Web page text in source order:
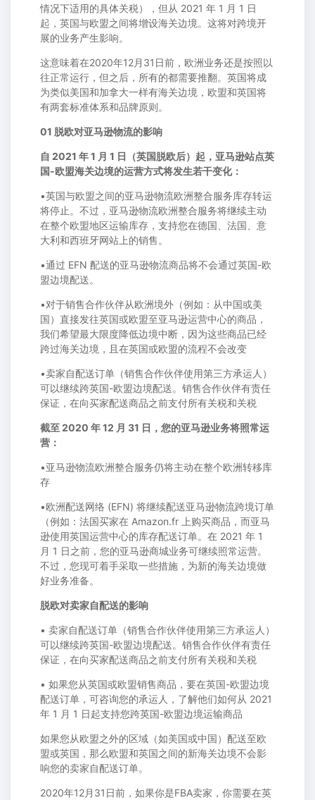
情况下适用的具体关税），但从 2021 年 1 月 1 日
起，英国与欧盟之间将增设海关边境。这将对跨境开
展的业务产生影响。
这意味着在2020年12月31日前，欧洲业务还是按照以
往正常运行，但之后，所有的都需要推翻。英国将成
为类似美国和加拿大一样有海关边境，欧盟和英国将
有两套标准体系和品牌原则。
01 脱欧对亚马逊物流的影响
自 2021 年 1 月 1 日（英国脱欧后）起，亚马逊站点英
国-欧盟海关边境的运营方式将发生若干变化：
•英国与欧盟之间的亚马逊物流欧洲整合服务库存转运
将停止。不过，亚马逊物流欧洲整合服务将继续主动
在整个欧盟地区运输库存，支持您在德国、法国、意
大利和西班牙网站上的销售。
•通过 EFN 配送的亚马逊物流商品将不会通过英国-欧
盟边境配送。
•对于销售合作伙伴从欧洲境外（例如：从中国或美
国）直接发往英国或欧盟至亚马逊运营中心的商品，
我们希望最大限度降低边境中断，因为这些商品已经
跨过海关边境，且在英国或欧盟的流程不会改变
•卖家自配送订单（销售合作伙伴使用第三方承运人）
可以继续跨英国-欧盟边境配送。销售合作伙伴有责任
保证，在向买家配送商品之前支付所有关税和关税
截至 2020 年 12 月 31 日，您的亚马逊业务将照常运
营：
•亚马逊物流欧洲整合服务仍将主动在整个欧洲转移库
存
•欧洲配送网络 (EFN) 将继续配送亚马逊物流跨境订单
（例如：法国买家在 Amazon.fr 上购买商品，而亚马
逊使用英国运营中心的库存配送订单。在 2021 年 1
月 1 日之前，您的亚马逊商城业务可继续照常运营。
不过，您现可着手采取一些措施，为新的海关边境做
好业务准备。
脱欧对卖家自配送的影响
• 卖家自配送订单（销售合作伙伴使用第三方承运人）
可以继续跨英国-欧盟边境配送。销售合作伙伴有责任
保证，在向买家配送商品之前支付所有关税和关税
• 如果您从英国或欧盟销售商品，要在英国-欧盟边境
配送订单，可咨询您的承运人，了解他们如何从 2021
年 1 月 1 日起支持您跨英国-欧盟边境运输商品
如果您从欧盟之外的区域（如美国或中国）配送至欧
盟或英国，那么欧盟和英国之间的新海关边境不会影
响您的卖家自配送订单。
2020年12月31日前，如果你是FBA卖家，你需要在英